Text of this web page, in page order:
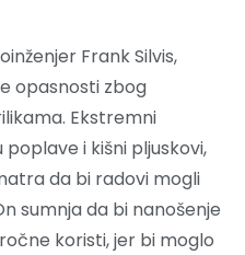
Frank Silvis,
opasnosti zbog
Ekstremni
i kišni pljuskovi,
da bi radovi mogli
sumnja da bi nanošenje
koristi, jer bi moglo